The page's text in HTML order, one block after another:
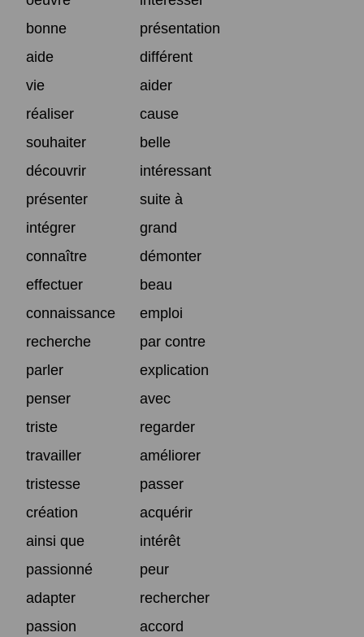
bonne
présentation
aide
différent
vie
aider
réaliser
cause
souhaiter
belle
découvrir
intéressant
présenter
suite à
intégrer
grand
connaître
démonter
effectuer
beau
connaissance
emploi
recherche
par contre
parler
explication
penser
avec
triste
regarder
travailler
améliorer
tristesse
passer
création
acquérir
ainsi que
intérêt
passionné
peur
adapter
rechercher
passion
accord